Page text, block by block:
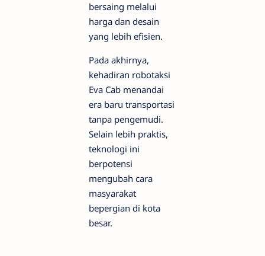
bersaing melalui
harga dan desain
yang lebih efisien.
Pada akhirnya,
kehadiran robotaksi
Eva Cab menandai
era baru transportasi
tanpa pengemudi.
Selain lebih praktis,
teknologi ini
berpotensi
mengubah cara
masyarakat
bepergian di kota
besar.